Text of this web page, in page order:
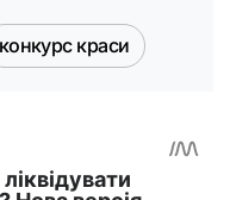
конкурс краси